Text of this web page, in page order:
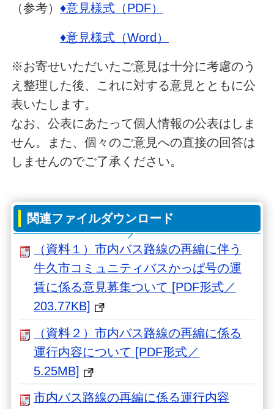
（参考） ♦意見様式（PDF）
♦意見様式（Word）
※お寄せいただいたご意見は十分に考慮のう
え整理した後、これに対する意見とともに公
表いたします。
なお、公表にあたって個人情報の公表はしま
せん。また、個々のご意見への直接の回答は
しませんのでご了承ください。
関連ファイルダウンロード
（資料１）市内バス路線の再編に伴う
牛久市コミュニティバスかっぱ号の運
賃に係る意見募集ついて [PDF形式／
203.77KB]
（資料２）市内バス路線の再編に係る
運行内容について [PDF形式／
5.25MB]
市内バス路線の再編に係る運行内容